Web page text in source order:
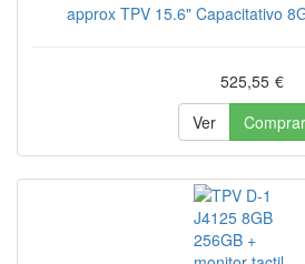
approx TPV 15.6" Capacitativo
525,55 €
Ver
Comprar